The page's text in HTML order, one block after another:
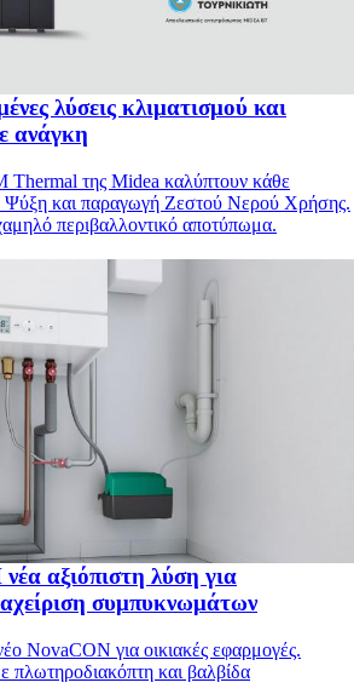
λύσεις κλιματισμού και
ανάγκη
Thermal της Midea καλύπτουν κάθε
Ψύξη και παραγωγή Ζεστού Νερού Χρήσης.
περιβαλλοντικό αποτύπωμα.
αξιόπιστη λύση για
συμπυκνωμάτων
NovaCON για οικιακές εφαρμογές.
πλωτηροδιακόπτη και βαλβίδα